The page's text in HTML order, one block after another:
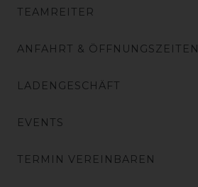
TEAMREITER
ANFAHRT & ÖFFNUNGSZEITEN
LADENGESCHÄFT
EVENTS
TERMIN VEREINBAREN